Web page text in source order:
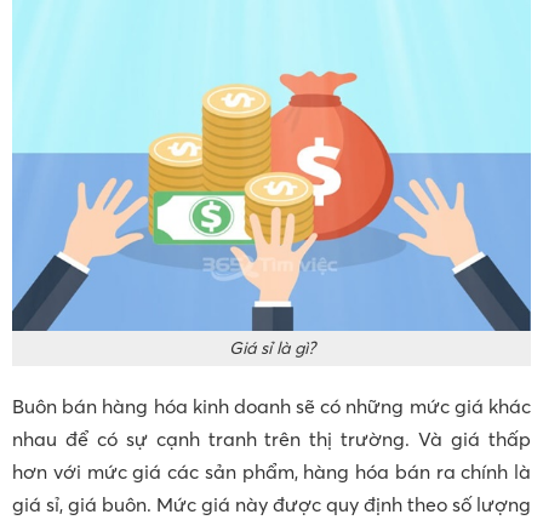
Giá sỉ là gì?
Buôn bán hàng hóa kinh doanh sẽ có những mức giá khác
nhau để có sự cạnh tranh trên thị trường. Và giá thấp
hơn với mức giá các sản phẩm, hàng hóa bán ra chính là
giá sỉ, giá buôn. Mức giá này được quy định theo số lượng